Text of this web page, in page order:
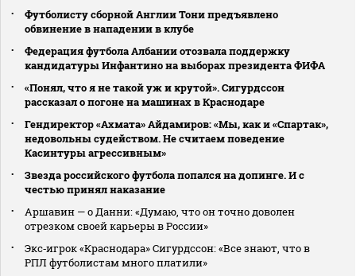
Футболисту сборной Англии Тони предъявлено
обвинение в нападении в клубе
Федерация футбола Албании отозвала поддержку
кандидатуры Инфантино на выборах президента ФИФА
«Понял, что я не такой уж и крутой». Сигурдссон
рассказал о погоне на машинах в Краснодаре
Гендиректор «Ахмата» Айдамиров: «Мы, как и «Спартак»,
недовольны судейством. Не считаем поведение
Касинтуры агрессивным»
Звезда российского футбола попался на допинге. И с
честью принял наказание
Аршавин — о Данни: «Думаю, что он точно доволен
отрезком своей карьеры в России»
Экс‑игрок «Краснодара» Сигурдссон: «Все знают, что в
РПЛ футболистам много платили»